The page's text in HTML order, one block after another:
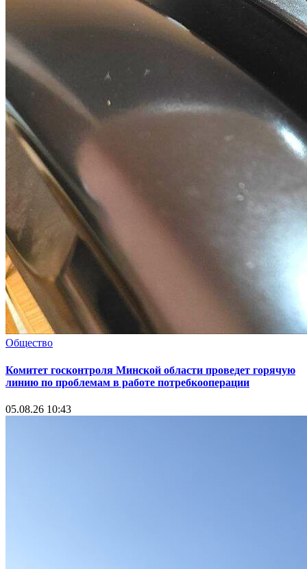
Общество
Комитет госконтроля Минской области проведет горячую
линию по проблемам в работе потребкооперации
05.08.26 10:43